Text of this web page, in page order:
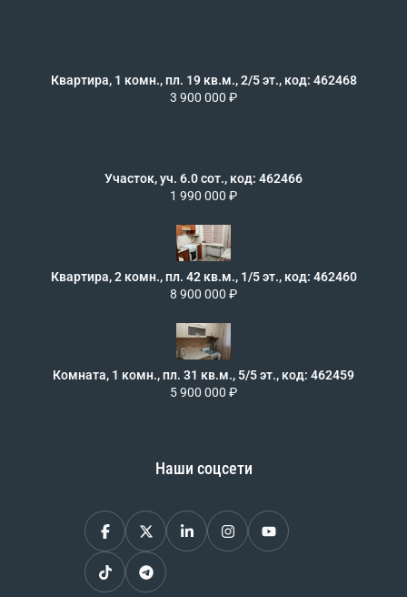
Квартира, 1 комн., пл. 19 кв.м., 2/5 эт., код: 462468
3 900 000 ₽
Участок, уч. 6.0 сот., код: 462466
1 990 000 ₽
Квартира, 2 комн., пл. 42 кв.м., 1/5 эт., код: 462460
8 900 000 ₽
Комната, 1 комн., пл. 31 кв.м., 5/5 эт., код: 462459
5 900 000 ₽
Наши соцсети